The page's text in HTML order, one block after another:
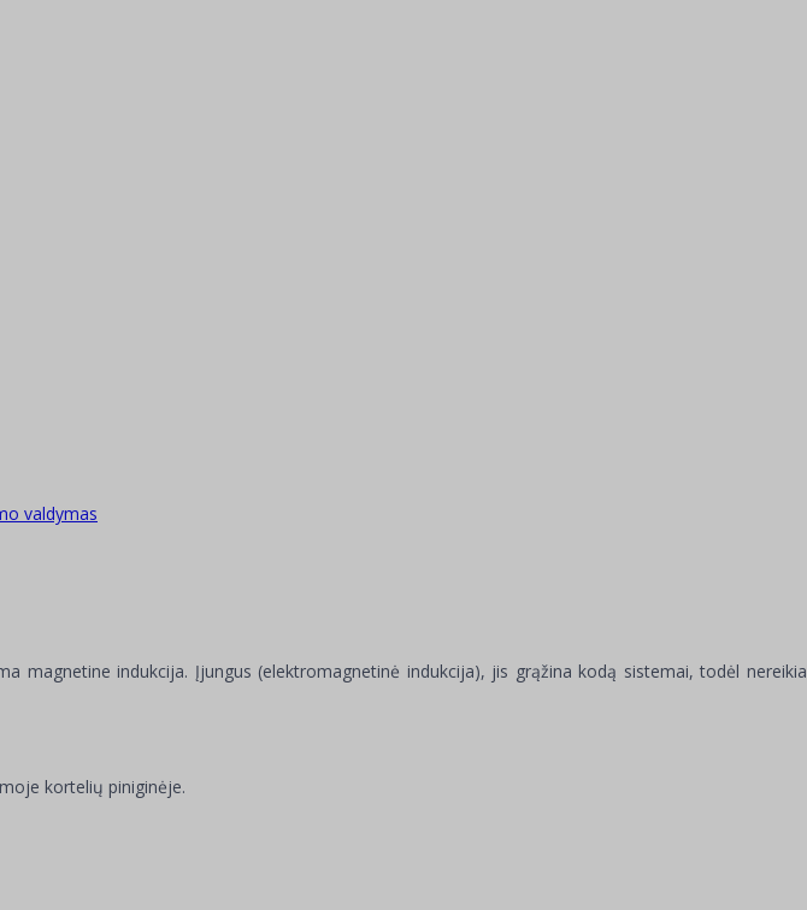
valdymas
indukcija. Įjungus (elektromagnetinė indukcija), jis grąžina kodą sistemai, todėl nereikia
kortelių piniginėje.